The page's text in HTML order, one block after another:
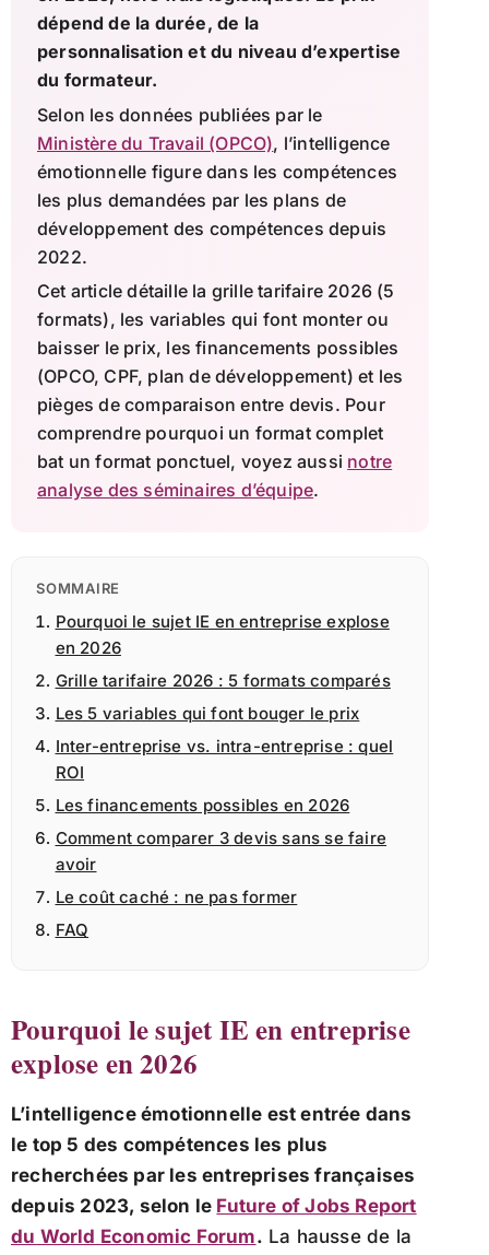
dépend de la durée, de la
personnalisation et du niveau d’expertise
du formateur.
Selon les données publiées par le
Ministère du Travail (OPCO), l’intelligence
émotionnelle figure dans les compétences
les plus demandées par les plans de
développement des compétences depuis
2022.
Cet article détaille la grille tarifaire 2026 (5
formats), les variables qui font monter ou
baisser le prix, les financements possibles
(OPCO, CPF, plan de développement) et les
pièges de comparaison entre devis. Pour
comprendre pourquoi un format complet
bat un format ponctuel, voyez aussi notre
analyse des séminaires d’équipe.
SOMMAIRE
Pourquoi le sujet IE en entreprise explose
en 2026
Grille tarifaire 2026 : 5 formats comparés
Les 5 variables qui font bouger le prix
Inter-entreprise vs. intra-entreprise : quel
ROI
Les financements possibles en 2026
Comment comparer 3 devis sans se faire
avoir
Le coût caché : ne pas former
FAQ
Pourquoi le sujet IE en entreprise
explose en 2026
L’intelligence émotionnelle est entrée dans
le top 5 des compétences les plus
recherchées par les entreprises françaises
depuis 2023, selon le Future of Jobs Report
du World Economic Forum. La hausse de la